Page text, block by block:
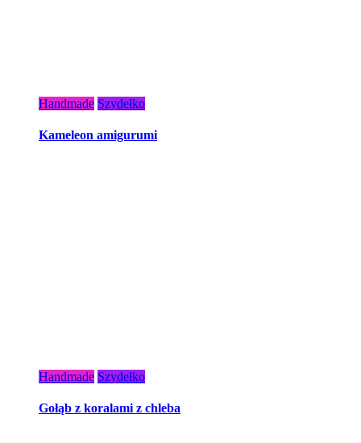
Handmade Szydełko
Kameleon amigurumi
Handmade Szydełko
Gołąb z koralami z chleba